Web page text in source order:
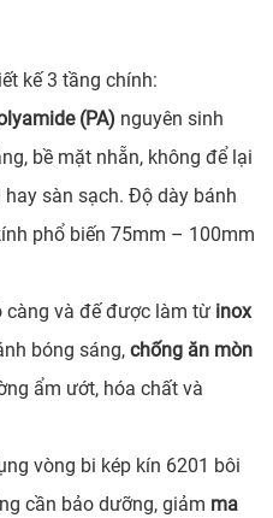
kế 3 tầng chính:
(PA) nguyên sinh
bề mặt nhẵn, không để lại
hay sàn sạch. Độ dày bánh
phổ biến 75mm – 100mm
càng và đế được làm từ inox
bóng sáng, chống ăn mòn
ẩm ướt, hóa chất và
vòng bi kép kín 6201 bôi
cần bảo dưỡng, giảm ma